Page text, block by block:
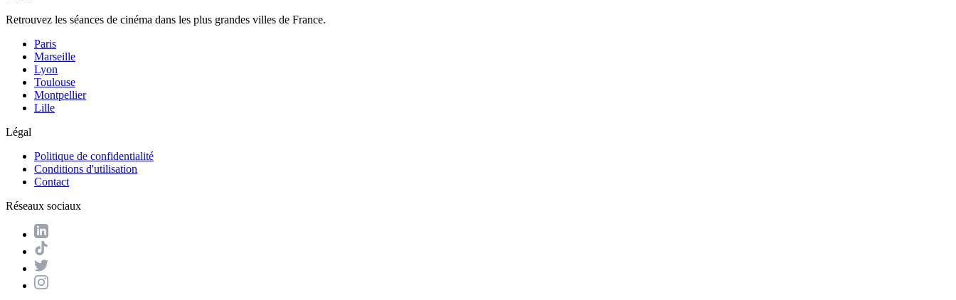
Retrouvez les séances de cinéma dans les plus grandes villes de France.
Paris
Marseille
Lyon
Toulouse
Montpellier
Lille
Légal
Politique de confidentialité
Conditions d'utilisation
Contact
Réseaux sociaux